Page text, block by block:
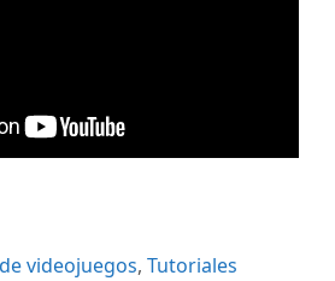
videojuegos, Tutoriales